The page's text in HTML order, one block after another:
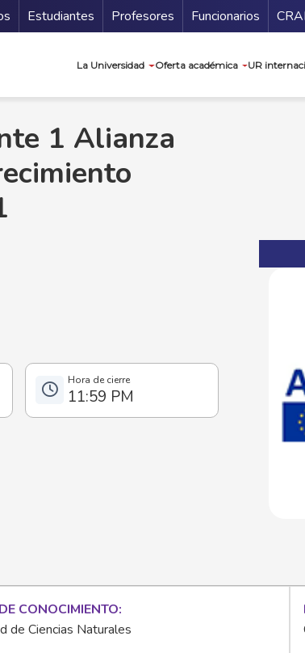
Estudiantes Profesores Funcionarios CRAI
La Universidad Oferta académica UR
11:59 PM
1 Alianza
CONOCIMIENTO
de Ciencias Naturales